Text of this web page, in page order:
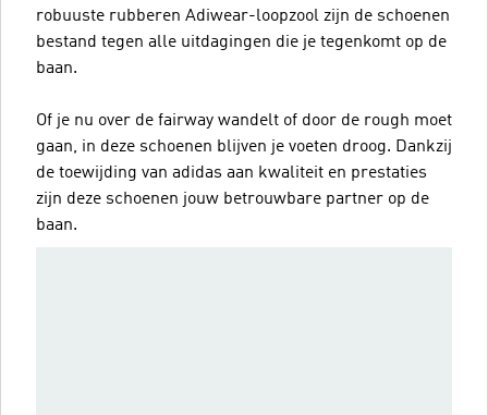
robuuste rubberen Adiwear-loopzool zijn de schoenen
bestand tegen alle uitdagingen die je tegenkomt op de
baan.
Of je nu over de fairway wandelt of door de rough moet
gaan, in deze schoenen blijven je voeten droog. Dankzij
de toewijding van adidas aan kwaliteit en prestaties
zijn deze schoenen jouw betrouwbare partner op de
baan.